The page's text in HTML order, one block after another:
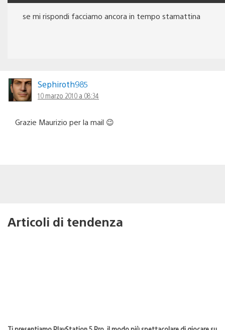
se mi rispondi facciamo ancora in tempo stamattina
Sephiroth985
10 marzo 2010 a 08:34
Grazie Maurizio per la mail 😉
Articoli di tendenza